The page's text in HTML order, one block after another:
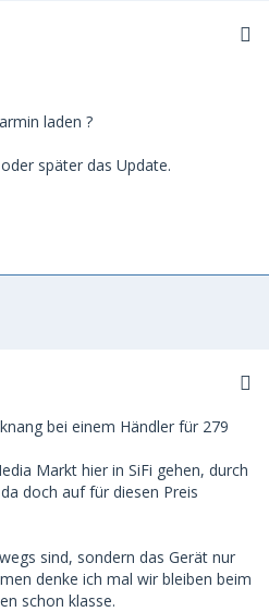
laden ?
später das Update.
bei einem Händler für 279
Markt hier in SiFi gehen, durch
doch auf für diesen Preis
sind, sondern das Gerät nur
denke ich mal wir bleiben beim
schon klasse.